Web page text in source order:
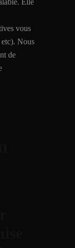
vous
etc). Nous
de